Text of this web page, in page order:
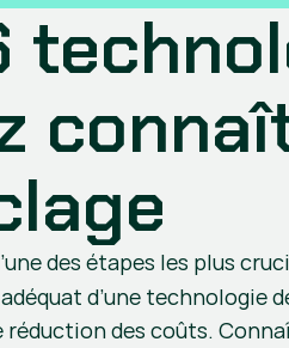
des étapes les plus
d’une
réduction des coûts.